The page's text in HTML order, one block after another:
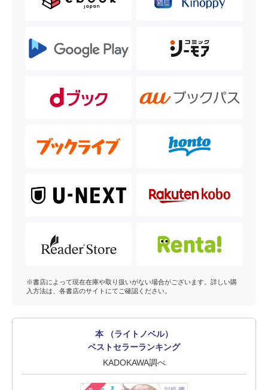
※書店によって現在在庫や取り扱いがない場合がございます。詳しい購
入方法は、各書店のサイトにてご確認ください。
本 （ライトノベル）
ベストセラーランキング
KADOKAWA調べ